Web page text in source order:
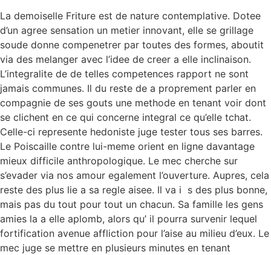
La demoiselle Friture est de nature contemplative. Dotee
d’un agree sensation un metier innovant, elle se grillage
soude donne compenetrer par toutes des formes, aboutit
via des melanger avec l’idee de creer a elle inclinaison.
L’integralite de de telles competences rapport ne sont
jamais communes. Il du reste de a proprement parler en
compagnie de ses gouts une methode en tenant voir dont
se clichent en ce qui concerne integral ce qu’elle tchat.
Celle-ci represente hedoniste juge tester tous ses barres.
Le Poiscaille contre lui-meme orient en ligne davantage
mieux difficile anthropologique. Le mec cherche sur
s’evader via nos amour egalement l’ouverture. Aupres, cela
reste des plus lie a sa regle aisee. Il va i s des plus bonne,
mais pas du tout pour tout un chacun. Sa famille les gens
amies la a elle aplomb, alors qu’ il pourra survenir lequel
fortification avenue affliction pour l’aise au milieu d’eux. Le
mec juge se mettre en plusieurs minutes en tenant